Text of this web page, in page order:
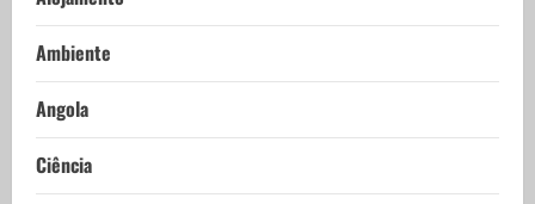
Ambiente
Angola
Ciência